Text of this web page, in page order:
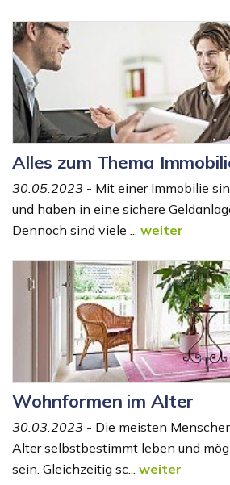
Alles zum Thema
30.05.2023 - Mit einer Immobilie
und haben in eine sichere
Dennoch sind viele ... weiter
Wohnformen im Alter
30.03.2023 - Die meisten
Alter selbstbestimmt leben und
sein. Gleichzeitig sc... weiter